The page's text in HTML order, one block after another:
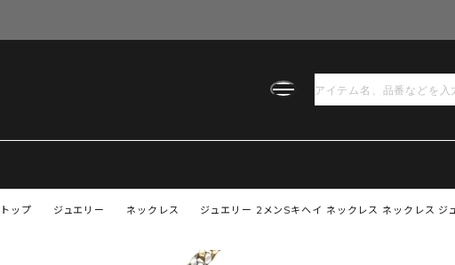
トップ ジュエリー 2メンSキヘイ ネックレス ネックレス
ジュエリー ネックレス